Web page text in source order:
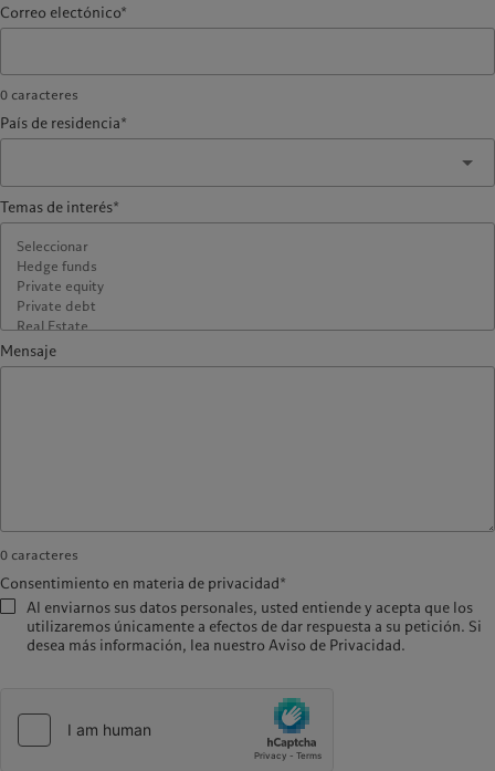
Correo electónico*
0 caracteres
País de residencia*
Temas de interés*
Mensaje
0 caracteres
Consentimiento en materia de privacidad*
Al enviarnos sus datos personales, usted entiende y acepta que los
utilizaremos únicamente a efectos de dar respuesta a su petición. Si
desea más información, lea nuestro Aviso de Privacidad.